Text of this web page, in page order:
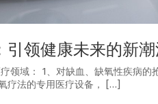
引领健康未来的新
领域： 1、对缺血、缺氧性疾病的
疗法的专用医疗设备， […]